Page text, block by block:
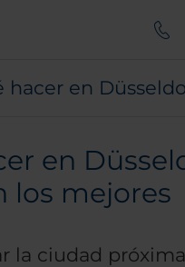
hacer en
en
los mejores
la ciudad